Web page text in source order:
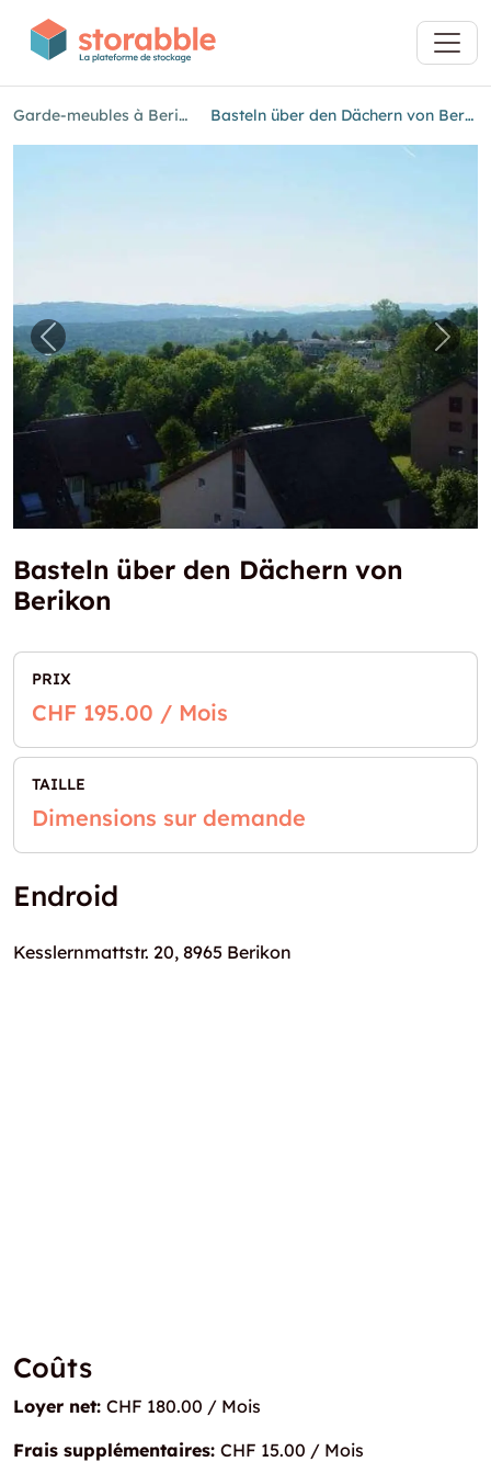
Garde-meubles à Berikon Basteln über den Dächern von Berikon
Image précédente pour "Basteln über den
Basteln über den Dächern von
Berikon
PRIX
CHF 195.00 / Mois
TAILLE
Dimensions sur demande
Endroid
Kesslernmattstr. 20, 8965 Berikon
Coûts
Loyer net: CHF 180.00 / Mois
Frais supplémentaires: CHF 15.00 / Mois